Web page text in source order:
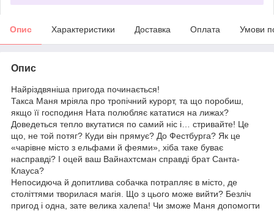
Опис Характеристики Доставка Оплата Умови
Опис
Найріздвяніша пригода починається!
Такса Маня мріяла про тропічний курорт, та що поробиш,
якщо її господиня Ната полюбляє кататися на лижах?
Доведеться тепло вкутатися по самий ніс і… стривайте! Це
що, не той потяг? Куди він прямує? До Фестбурга? Як це
«чарівне місто з ельфами й феями», хіба таке буває
насправді? І оцей ваш Вайнахтсман справді брат Санта-
Клауса?
Непосидюча й допитлива собачка потрапляє в місто, де
століттями творилася магія. Що з цього може вийти? Безліч
пригод і одна, зате велика халепа! Чи зможе Маня допомогти